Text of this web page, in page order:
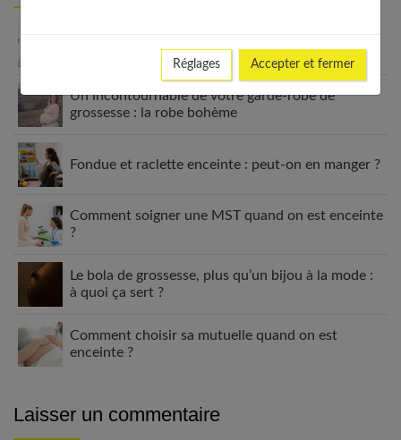
prévenir et soulager
Un incontournable de votre garde-robe de
grossesse : la robe bohème
Fondue et raclette enceinte : peut-on en manger ?
Comment soigner une MST quand on est enceinte
?
Le bola de grossesse, plus qu’un bijou à la mode :
à quoi ça sert ?
Comment choisir sa mutuelle quand on est
enceinte ?
Laisser un commentaire
Réglages Accepter et fermer